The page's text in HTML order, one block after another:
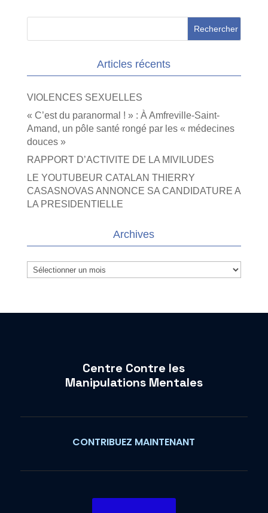
Articles récents
VIOLENCES SEXUELLES
« C’est du paranormal ! » : À Amfreville-Saint-
Amand, un pôle santé rongé par les « médecines
douces »
RAPPORT D’ACTIVITE DE LA MIVILUDES
LE YOUTUBEUR CATALAN THIERRY
CASASNOVAS ANNONCE SA CANDIDATURE A
LA PRESIDENTIELLE
Archives
Archives
Centre Contre les
Manipulations Mentales
CONTRIBUEZ MAINTENANT